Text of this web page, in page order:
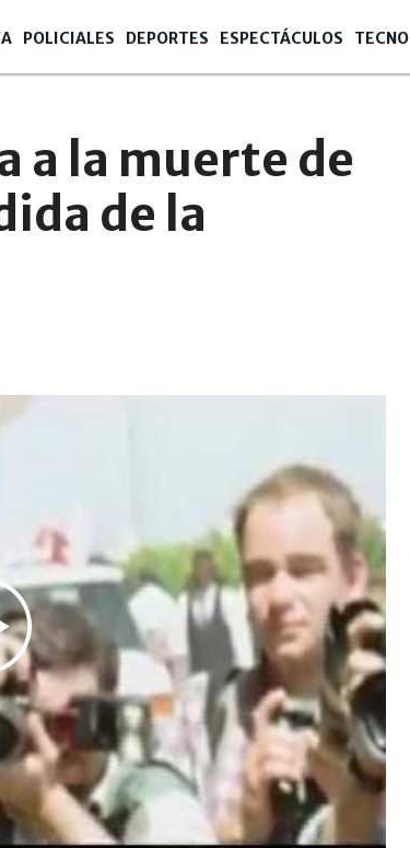
POLICIALES DEPORTES ESPECTÁCULOS TECNO
a la muerte de
de la